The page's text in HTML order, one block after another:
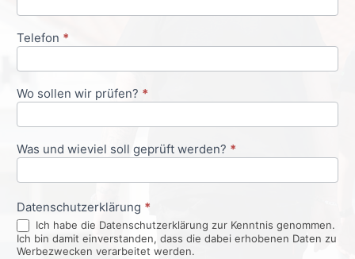
Telefon *
Wo sollen wir prüfen? *
Was und wieviel soll geprüft werden? *
Datenschutzerklärung *
Ich habe die Datenschutzerklärung zur Kenntnis genommen.
Ich bin damit einverstanden, dass die dabei erhobenen Daten zu
Werbezwecken verarbeitet werden.